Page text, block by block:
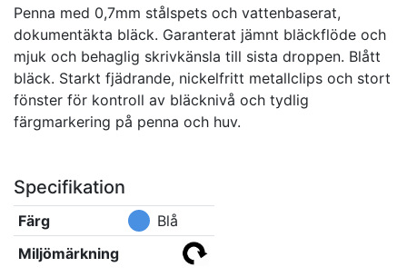
Penna med 0,7mm stålspets och vattenbaserat,
dokumentäkta bläck. Garanterat jämnt bläckflöde och
mjuk och behaglig skrivkänsla till sista droppen. Blått
bläck. Starkt fjädrande, nickelfritt metallclips och stort
fönster för kontroll av bläcknivå och tydlig
färgmarkering på penna och huv.
Specifikation
Färg
Blå
Miljömärkning